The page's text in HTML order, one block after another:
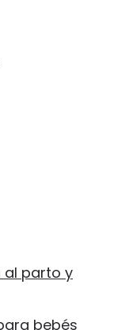
al parto y
bebés